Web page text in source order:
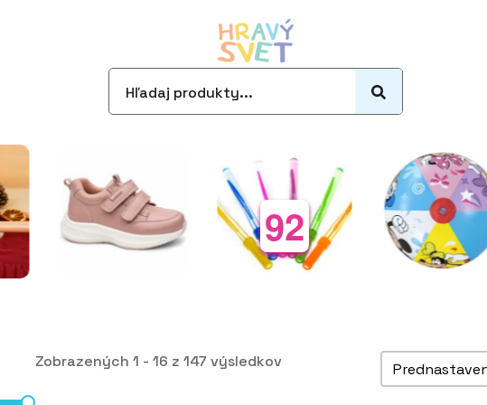
92
Zobrazených 1 - 16 z 147 výsledkov Zoradiť
Sort content